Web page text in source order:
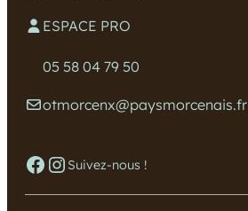
ESPACE PRO
05 58 04 79 50
otmorcenx@paysmorcenais.fr
Facebook Instagram Suivez-nous !